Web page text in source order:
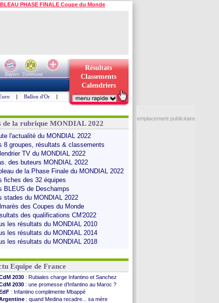
PHASE FINALE Coupe du Monde
Bayern
Dortmund
Résultats
Classements
Calendriers
| Ballon d'Or |
de la rubrique MONDIAL 2022
l'actualité du MONDIAL 2022
8 groupes, résultats & classements
TV du MONDIAL 2022
des buteurs MONDIAL 2022
de la Phase Finale du MONDIAL 2022
fiches des 32 équipes
BLEUS de Deschamps
stades du MONDIAL 2022
des Coupes du Monde
des qualifications CM'2022
les résultats du MONDIAL 2010
les résultats du MONDIAL 2014
les résultats du MONDIAL 2018
Equipe de France
2030 : Rubiales charge Infantino et Sanchez
2030 : une promesse d'Infantino au Maroc ?
: Infantino complimente Mbappé
: quand Medina recadre... sa mère
emplacement publicitaire